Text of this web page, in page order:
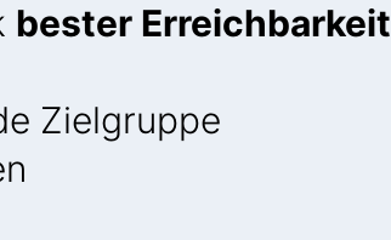
bester Erreichbarkeit
Zielgruppe